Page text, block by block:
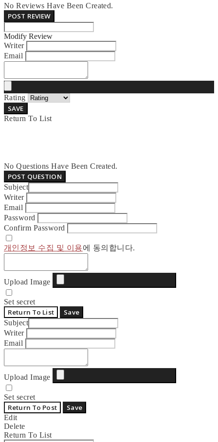
No Reviews Have Been Created.
POST REVIEW
Modify Review
Writer
Email
Rating
SAVE
Return To List
No Questions Have Been Created.
POST QUESTION
Subject
Writer
Email
Password
Confirm Password
개인정보 수집 및 이용에 동의합니다.
Upload Image
Set secret
Return To List Save
Subject
Writer
Email
Upload Image
Set secret
Return To Post Save
Edit
Delete
Return To List